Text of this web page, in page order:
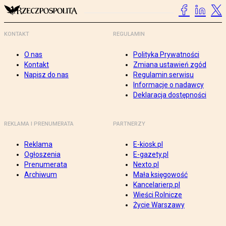
KONTAKT
O nas
Kontakt
Napisz do nas
REGULAMIN
Polityka Prywatności
Zmiana ustawień zgód
Regulamin serwisu
Informacje o nadawcy
Deklaracja dostępności
REKLAMA I PRENUMERATA
Reklama
Ogłoszenia
Prenumerata
Archiwum
PARTNERZY
E-kiosk.pl
E-gazety.pl
Nexto.pl
Mała księgowość
Kancelarierp.pl
Wieści Rolnicze
Życie Warszawy